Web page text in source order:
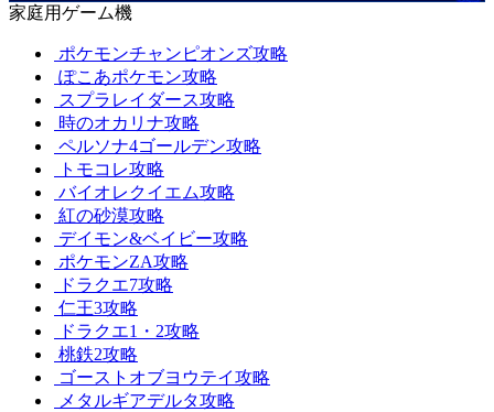
家庭用ゲーム機
ポケモンチャンピオンズ攻略
ぽこあポケモン攻略
スプラレイダース攻略
時のオカリナ攻略
ペルソナ4ゴールデン攻略
トモコレ攻略
バイオレクイエム攻略
紅の砂漠攻略
デイモン&ベイビー攻略
ポケモンZA攻略
ドラクエ7攻略
仁王3攻略
ドラクエ1・2攻略
桃鉄2攻略
ゴーストオブヨウテイ攻略
メタルギアデルタ攻略